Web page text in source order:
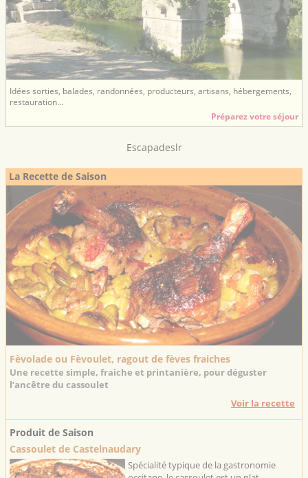
Idées sorties, balades, randonnées, producteurs, artisans, hébergements,
restauration...
Préparez votre séjour
Escapadeslr
La Recette de Saison
Fèvolade ou Fèvoulet, ragout de fèves fraiches
Une recette simple, fraiche et printanière, pour déguster
l’ancêtre du cassoulet
Voir la recette
Produit de Saison
Cassoulet de Castelnaudary
Spécialité typique de la gastronomie